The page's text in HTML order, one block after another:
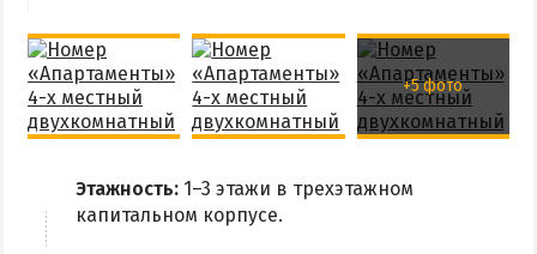
Маршрутки
РЕКОМЕНДАЦИИ ПО ВЫБОРУ ЖИЛЬЯ
Отдых в мае и на майские
Отдых в сентябре
+5 фото
Этажность: 1–3 этажи в трехэтажном
капитальном корпусе.